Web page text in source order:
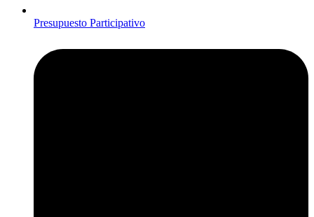
Presupuesto Participativo